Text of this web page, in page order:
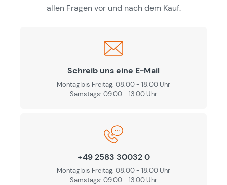
allen Fragen vor und nach dem Kauf.
Schreib uns eine E-Mail
Montag bis Freitag: 08:00 - 18:00 Uhr
Samstags: 09.00 - 13.00 Uhr
+49 2583 30032 0
Montag bis Freitag: 08:00 - 18:00 Uhr
Samstags: 09.00 - 13.00 Uhr